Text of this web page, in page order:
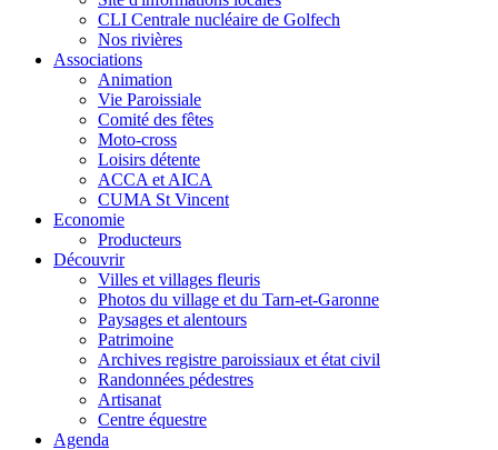
CLI Centrale nucléaire de Golfech
Nos rivières
Associations
Animation
Vie Paroissiale
Comité des fêtes
Moto-cross
Loisirs détente
ACCA et AICA
CUMA St Vincent
Economie
Producteurs
Découvrir
Villes et villages fleuris
Photos du village et du Tarn-et-Garonne
Paysages et alentours
Patrimoine
Archives registre paroissiaux et état civil
Randonnées pédestres
Artisanat
Centre équestre
Agenda